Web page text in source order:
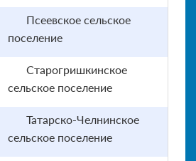
Псеевское сельское
поселение
Старогришкинское
сельское поселение
Татарско-Челнинское
сельское поселение